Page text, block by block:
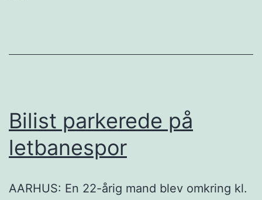
Bilist parkerede på
letbanespor
AARHUS: En 22-årig mand blev omkring kl.